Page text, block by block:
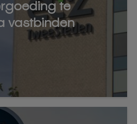
te
vastbinden